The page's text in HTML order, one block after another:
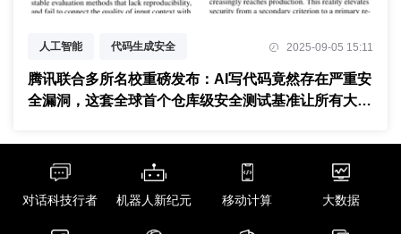
人工智能 代码生成安全
基准测试评估
2025-09-05 15:11
腾讯联合多所名校重磅发布：AI写代码竟然存在严重安
全漏洞，这套全球首个仓库级安全测试基准让所有大模
对话科技行者 机器人新纪元 移动计算 大数据